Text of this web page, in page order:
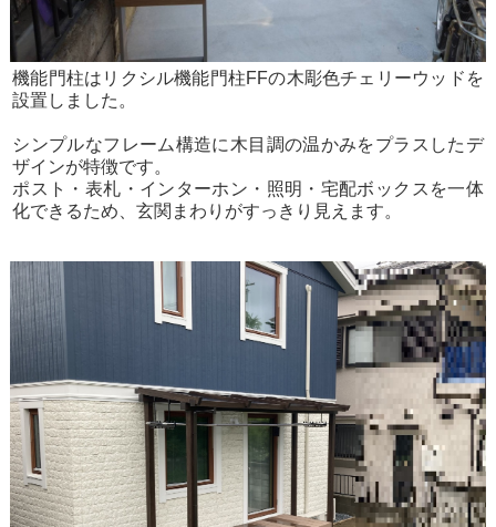
機能門柱はリクシル機能門柱FFの木彫色チェリーウッドを
設置しました。
シンプルなフレーム構造に木目調の温かみをプラスしたデ
ザインが特徴です。
ポスト・表札・インターホン・照明・宅配ボックスを一体
化できるため、玄関まわりがすっきり見えます。